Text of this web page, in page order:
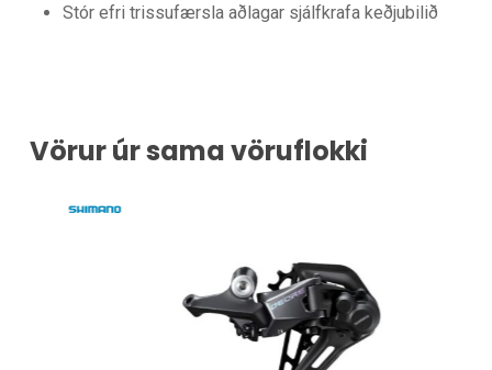
Stór efri trissufærsla aðlagar sjálfkrafa keðjubilið
Vörur úr sama vöruflokki